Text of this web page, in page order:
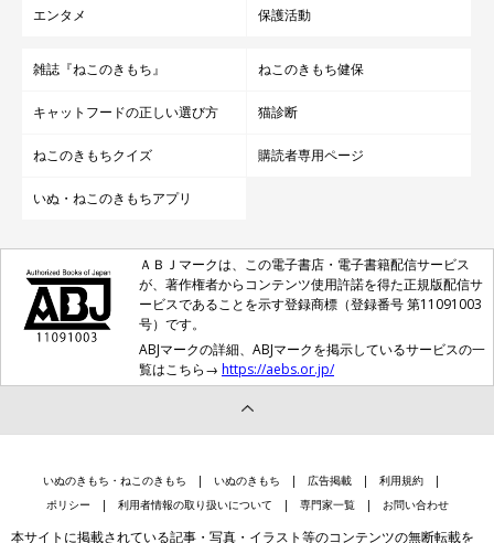
エンタメ 保護活動
雑誌『ねこのきもち』 ねこのきもち健保
キャットフードの正しい選び方 猫診断
ねこのきもちクイズ 購読者専用ページ
いぬ・ねこのきもちアプリ
ＡＢＪマークは、この電子書店・電子書籍配信サービス
が、著作権者からコンテンツ使用許諾を得た正規版配信サ
ービスであることを示す登録商標（登録番号 第11091003
号）です。
ABJマークの詳細、ABJマークを掲示しているサービスの一
覧はこちら→ https://aebs.or.jp/
いぬのきもち・ねこのきもち いぬのきもち 広告掲載
利用規約
ポリシー
利用者情報の取り扱いについて 専門家一覧 お問い合わせ
本サイトに掲載されている記事・写真・イラスト等のコンテンツの無断転載を